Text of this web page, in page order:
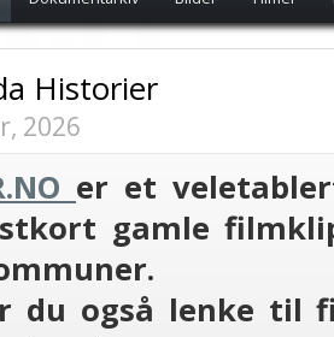
Historier
2026
er et
gamle
du også lenke til